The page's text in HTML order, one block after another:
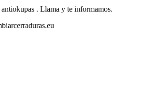
. Llama y te informamos.